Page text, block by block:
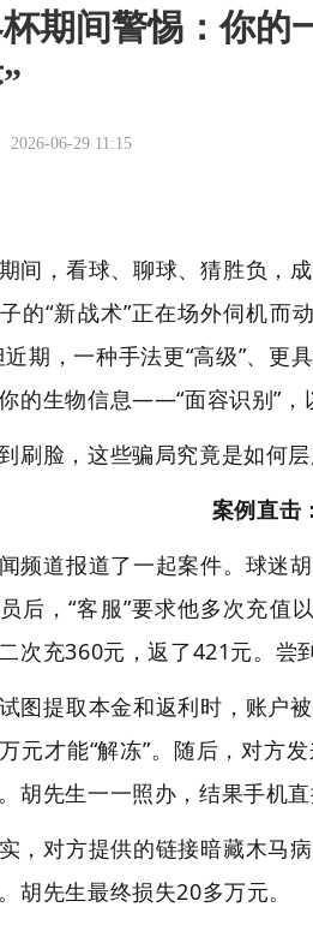
期间警惕：你的
2026-06-29 11:15
间，看球、聊球、猜胜负，
的“新战术”正在场外伺机而
近期，一种手法更“高级”、
的生物信息——“面容识别”，
刷脸，这些骗局究竟是如何
案例直击
频道报道了一起案件。球迷
后，“客服”要求他多次充值
次充360元，返了421元。尝
图提取本金和返利时，账户
元才能“解冻”。随后，对方
胡先生一一照办，结果手机
，对方提供的链接暗藏木马
胡先生最终损失20多万元。